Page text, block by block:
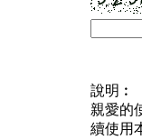
說明︰
親愛的
續使用